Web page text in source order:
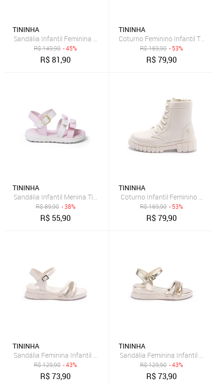
TININHA
Sandália Infantil Feminina Tininha Fisherman Off White
R$149,90 - 45%
R$81,90
TININHA
Coturno Feminino Infantil
R$169,90 - 53%
R$79,90
TININHA
Sandália Infantil Menina Tininha Laços Coração Macia Leve Festa
R$89,90 - 38%
R$ 55,90
TININHA
Coturno Infantil Feminino
R$169,90 - 53%
R$79,90
TININHA
R$129,90 - 43%
R$73,90
TININHA
Sandália Feminina Infantil
R$129,90 - 43%
R$73,90